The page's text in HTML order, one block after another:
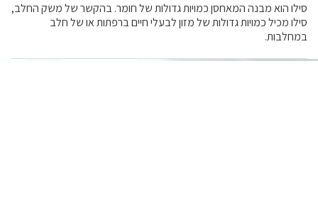
סילו הוא מבנה המאחסן כמויות גדולות של חומר. בהקשר של משק החלב,
סילו מכיל כמויות גדולות של מזון לבעלי חיים ברפתות או של חלב
במחלבות.